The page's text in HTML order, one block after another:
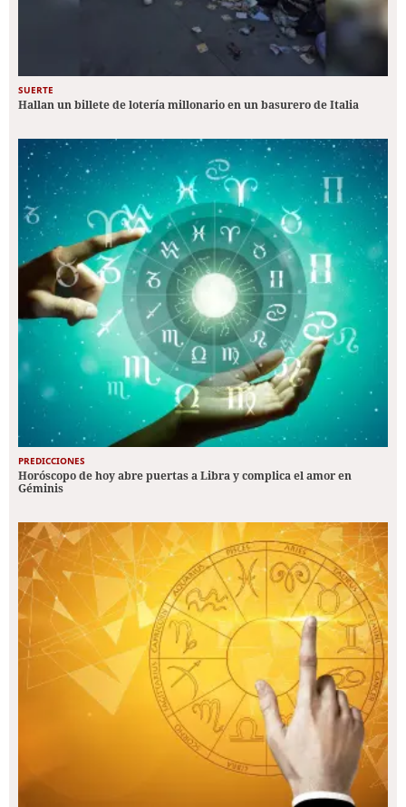
SUERTE
Hallan un billete de lotería millonario en un basurero de Italia
PREDICCIONES
Horóscopo de hoy abre puertas a Libra y complica el amor en
Géminis